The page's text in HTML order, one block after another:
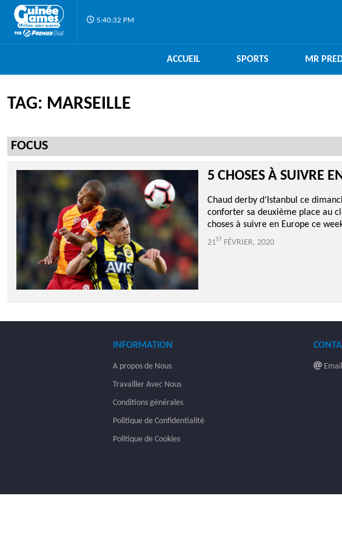
5:40:32 PM
ACCUEIL SPORTS MR
TAG: MARSEILLE
FOCUS
5 CHOSES À SUIVRE
Chaud derby d’Istanbul ce
conforter sa deuxième place au
choses à suivre en Europe ce
21ST FÉVRIER, 2020
INFORMATION
A propos de Nous
Travailler Avec Nous
Conditions générales
Politique de Confidentialité
Politique de Cookies
Email